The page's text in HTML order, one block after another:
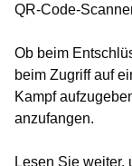
QR-Code-
Ob beim
beim Zugriff auf
Kampf
anzufangen.
Lesen Sie weiter,